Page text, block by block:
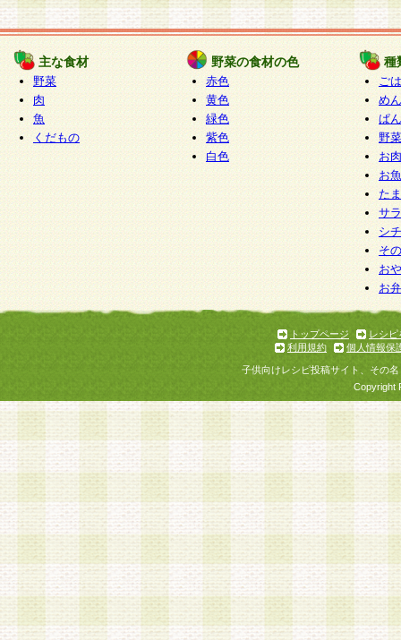
主な食材
野菜
肉
魚
くだもの
野菜の食材の色
赤色
黄色
緑色
紫色
白色
種
ご
めん
ぱん
野
お
お
た
サ
シ
そ
お
お
トップページ
レシピ
利用規約
個人情報保
子供向けレシピ投稿サイト、その
Copyright